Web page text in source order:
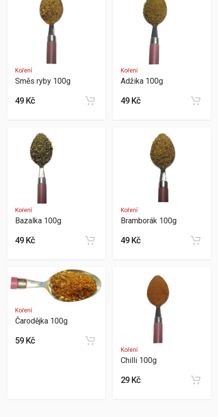
Koření
Směs ryby 100g
49 Kč
Koření
Adžika 100g
49 Kč
Koření
Bazalka 100g
49 Kč
Koření
Bramborák 100g
49 Kč
Koření
Čarodějka 100g
59 Kč
Koření
Chilli 100g
29 Kč